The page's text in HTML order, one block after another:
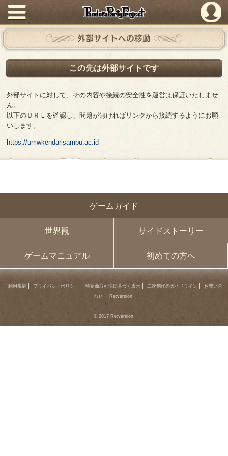
PandoraPartyProject
ゲームガイド
世界観 サイドストーリー
ゲームマニュアル 初めての方へ
外部サイトへの移動
この先は外部サイトです
外部サイトに対して、その内容や接続の安全性を運営は保証いたしませ
ん。
以下のＵＲＬを確認し、問題が無ければリンクから接続するようにお願
いします。
https://umwkendarisambu.ac.id
利用規約 プライバシーポリシー 特定商取引法に基づく表示 二次創作のガイドライン
お問い合
わせ
Re:version
© 2017 Re:version.